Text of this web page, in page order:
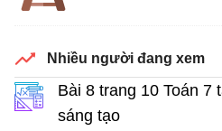
Nhiều người đang xem
Bài 8 trang 10 Toán 7
sáng tạo